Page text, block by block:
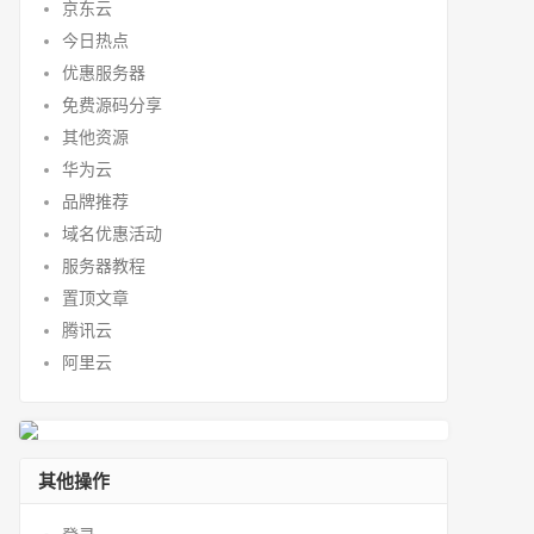
京东云
今日热点
优惠服务器
免费源码分享
其他资源
华为云
品牌推荐
域名优惠活动
服务器教程
置顶文章
腾讯云
阿里云
其他操作